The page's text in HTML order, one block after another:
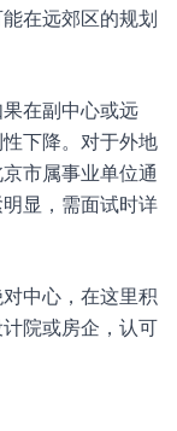
在远郊区的规划
在副中心或远
下降。对于外地
市属事业单位通
显，需面试时详
中心，在这里积
院或房企，认可